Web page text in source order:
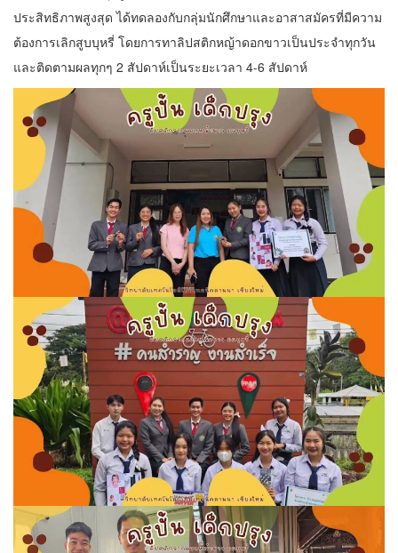
ประสิทธิภาพสูงสุด ได้ทดลองกับกลุ่มนักศึกษาและอาสาสมัครที่มีความ
ต้องการเลิกสูบบุหรี่ โดยการทาลิปสติกหญ้าดอกขาวเป็นประจำทุกวัน
และติดตามผลทุกๆ 2 สัปดาห์เป็นระยะเวลา 4-6 สัปดาห์